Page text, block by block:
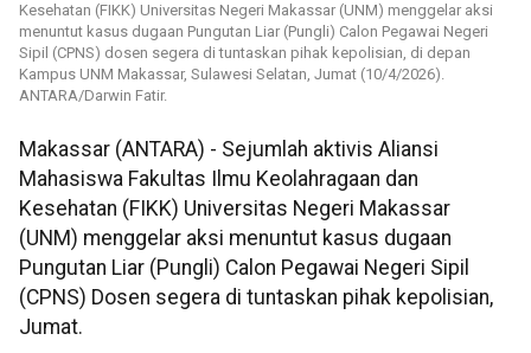
Kesehatan (FIKK) Universitas Negeri Makassar (UNM) menggelar aksi
menuntut kasus dugaan Pungutan Liar (Pungli) Calon Pegawai Negeri
Sipil (CPNS) dosen segera di tuntaskan pihak kepolisian, di depan
Kampus UNM Makassar, Sulawesi Selatan, Jumat (10/4/2026).
ANTARA/Darwin Fatir.
Makassar (ANTARA) - Sejumlah aktivis Aliansi
Mahasiswa Fakultas Ilmu Keolahragaan dan
Kesehatan (FIKK) Universitas Negeri Makassar
(UNM) menggelar aksi menuntut kasus dugaan
Pungutan Liar (Pungli) Calon Pegawai Negeri Sipil
(CPNS) Dosen segera di tuntaskan pihak kepolisian,
Jumat.